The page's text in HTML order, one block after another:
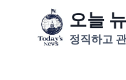
오늘
정직하고